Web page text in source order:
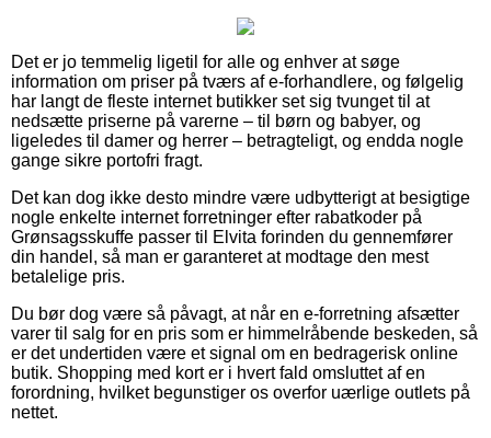
Det er jo temmelig ligetil for alle og enhver at søge
information om priser på tværs af e-forhandlere, og følgelig
har langt de fleste internet butikker set sig tvunget til at
nedsætte priserne på varerne – til børn og babyer, og
ligeledes til damer og herrer – betragteligt, og endda nogle
gange sikre portofri fragt.
Det kan dog ikke desto mindre være udbytterigt at besigtige
nogle enkelte internet forretninger efter rabatkoder på
Grønsagsskuffe passer til Elvita forinden du gennemfører
din handel, så man er garanteret at modtage den mest
betalelige pris.
Du bør dog være så påvagt, at når en e-forretning afsætter
varer til salg for en pris som er himmelråbende beskeden, så
er det undertiden være et signal om en bedragerisk online
butik. Shopping med kort er i hvert fald omsluttet af en
forordning, hvilket begunstiger os overfor uærlige outlets på
nettet.